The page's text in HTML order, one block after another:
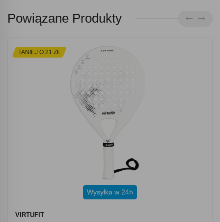
Powiązane Produkty
TANIEJ O 21 ZŁ
Wysyłka w 24h
VIRTUFIT